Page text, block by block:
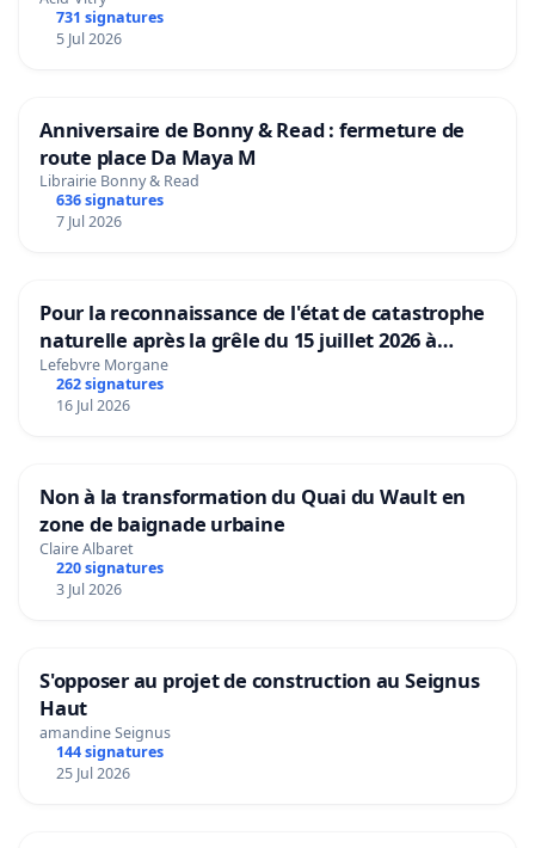
731 signatures
5 Jul 2026
Anniversaire de Bonny & Read : fermeture de
route place Da Maya M
Librairie Bonny & Read
636 signatures
7 Jul 2026
Pour la reconnaissance de l'état de catastrophe
naturelle après la grêle du 15 juillet 2026 à
Aubenas et ses alentours
Lefebvre Morgane
262 signatures
16 Jul 2026
Non à la transformation du Quai du Wault en
zone de baignade urbaine
Claire Albaret
220 signatures
3 Jul 2026
S'opposer au projet de construction au Seignus
Haut
amandine Seignus
144 signatures
25 Jul 2026